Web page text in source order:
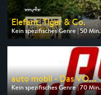
Elefant, Tiger & Co.
Kein spezifisches Genre | 50 Min.
Ausgestrahlt von ARD
am 06.08.2026, 16:10
auto mobil - Das VO...
Kein spezifisches Genre | 70 Min.